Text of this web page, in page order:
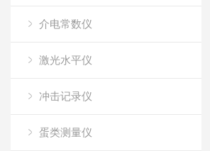
介电常数仪
激光水平仪
冲击记录仪
蛋类测量仪